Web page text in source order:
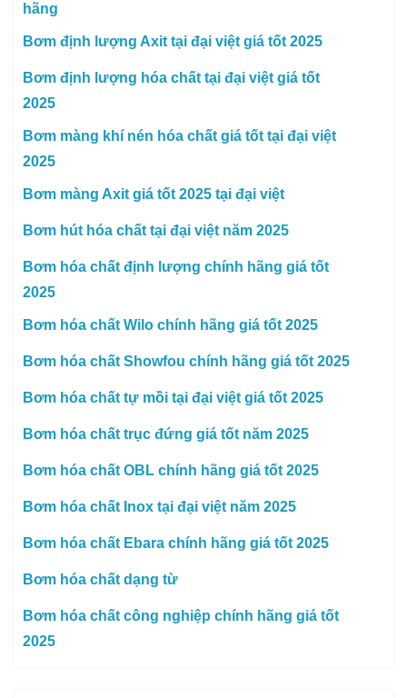
hãng
Bơm định lượng Axit tại đại việt giá tốt 2025
Bơm định lượng hóa chất tại đại việt giá tốt
2025
Bơm màng khí nén hóa chất giá tốt tại đại việt
2025
Bơm màng Axit giá tốt 2025 tại đại việt
Bơm hút hóa chất tại đại việt năm 2025
Bơm hóa chất định lượng chính hãng giá tốt
2025
Bơm hóa chất Wilo chính hãng giá tốt 2025
Bơm hóa chất Showfou chính hãng giá tốt 2025
Bơm hóa chất tự mồi tại đại việt giá tốt 2025
Bơm hóa chất trục đứng giá tốt năm 2025
Bơm hóa chất OBL chính hãng giá tốt 2025
Bơm hóa chất Inox tại đại việt năm 2025
Bơm hóa chất Ebara chính hãng giá tốt 2025
Bơm hóa chất dạng từ
Bơm hóa chất công nghiệp chính hãng giá tốt
2025